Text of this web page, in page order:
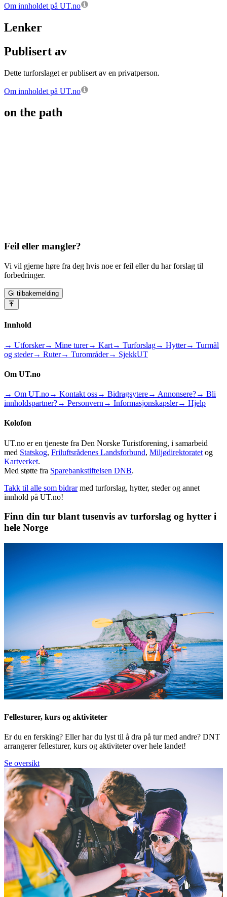
Om innholdet på UT.no
Lenker
Publisert av
Dette turforslaget er publisert av en privatperson.
Om innholdet på UT.no
on the path
Feil eller mangler?
Vi vil gjerne høre fra deg hvis noe er feil eller du har forslag til
forbedringer.
Gi tilbakemelding
Innhold
→ Utforsker→ Mine turer→ Kart→ Turforslag→ Hytter→ Turmål
og steder→ Ruter→ Turområder→ SjekkUT
Om UT.no
→ Om UT.no→ Kontakt oss→ Bidragsytere→ Annonsere?→ Bli
innholdspartner?→ Personvern → Informasjonskapsler→ Hjelp
Kolofon
UT.no er en tjeneste fra Den Norske Turistforening, i samarbeid
med Statskog, Friluftsrådenes Landsforbund, Miljødirektoratet og
Kartverket.
Med støtte fra Sparebankstiftelsen DNB.
Takk til alle som bidrar med turforslag, hytter, steder og annet
innhold på UT.no!
Finn din tur blant tusenvis av turforslag og hytter i
hele Norge
Fellesturer, kurs og aktiviteter
Er du en fersking? Eller har du lyst til å dra på tur med andre? DNT
arrangerer fellesturer, kurs og aktiviteter over hele landet!
Se oversikt